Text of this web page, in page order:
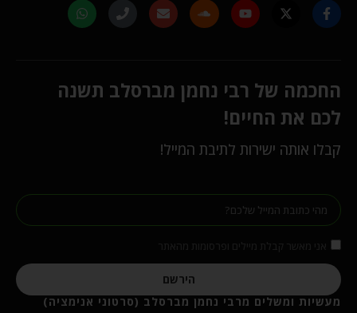
החכמה של רבי נחמן מברסלב תשנה
לכם את החיים!
קבלו אותה ישירות לתיבת המייל!
הירשם
מעשיות ומשלים מרבי נחמן מברסלב (סרטוני אנימציה)